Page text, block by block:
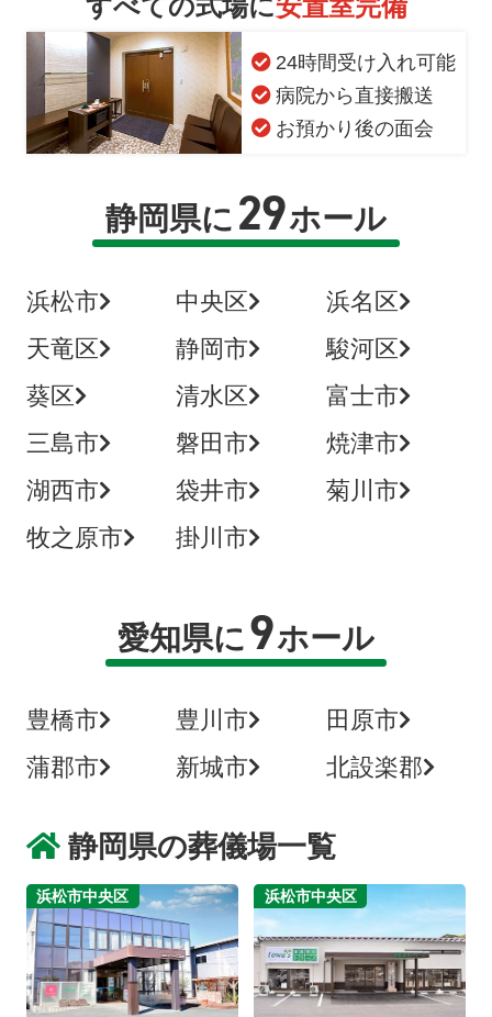
すべての式場に安置室完備
24時間受け入れ可能
病院から直接搬送
お預かり後の面会
静岡県に 29ホール
浜松市 中央区
浜名区
天竜区
静岡市
駿河区
葵区
清水区
富士市
三島市
磐田市
焼津市
湖西市
袋井市
菊川市
牧之原市
掛川市
愛知県に9ホール
豊橋市 豊川市
田原市
蒲郡市
新城市 北設楽郡
静岡県の葬儀場一覧
浜松市中央区 浜松市中央区